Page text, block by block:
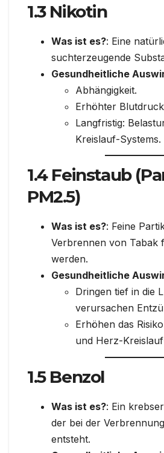
1.3 Nikotin
Was ist es?: Eine
suchterzeugende
Gesundheitliche
Abhängigkeit.
Erhöhter
Langfristig:
Kreislauf-Systems.
1.4 Feinstaub
PM2.5)
Was ist es?: Feine
Verbrennen von Tabak
werden.
Gesundheitliche
Dringen tief in die
verursachen
Erhöhen das
und Herz-
1.5 Benzol
Was ist es?: Ein
der bei der
entsteht.